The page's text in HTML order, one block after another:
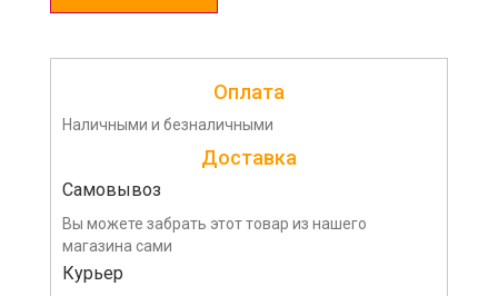
Оплата
Наличными и безналичными
Доставка
Самовывоз
Вы можете забрать этот товар из нашего
магазина сами
Курьер